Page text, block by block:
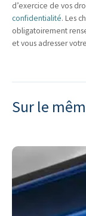
d’exercice de vos
confidentialité. Les
obligatoirement
et vous adresser
Sur le